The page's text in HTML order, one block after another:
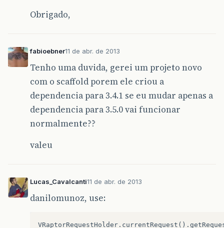
Obrigado,
fabioebner11 de abr. de 2013
Tenho uma duvida, gerei um projeto novo
com o scaffold porem ele criou a
dependencia para 3.4.1 se eu mudar apenas a
dependencia para 3.5.0 vai funcionar
normalmente??
valeu
Lucas_Cavalcanti11 de abr. de 2013
danilomunoz, use: